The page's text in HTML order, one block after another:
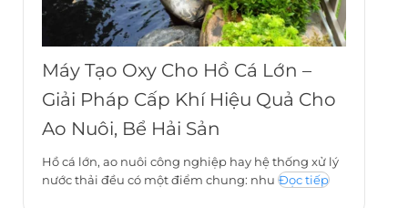
Máy Tạo Oxy Cho Hồ Cá Lớn –
Giải Pháp Cấp Khí Hiệu Quả Cho
Ao Nuôi, Bể Hải Sản
Hồ cá lớn, ao nuôi công nghiệp hay hệ thống xử lý
nước thải đều có một điểm chung: nhu Đọc tiếp